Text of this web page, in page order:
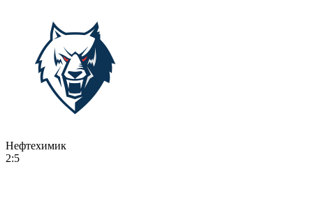
Нефтехимик
2:5